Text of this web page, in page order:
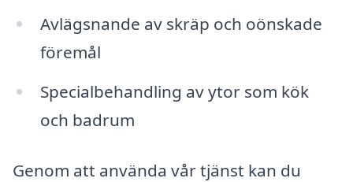
Avlägsnande av skräp och oönskade
föremål
Specialbehandling av ytor som kök
och badrum
Genom att använda vår tjänst kan du